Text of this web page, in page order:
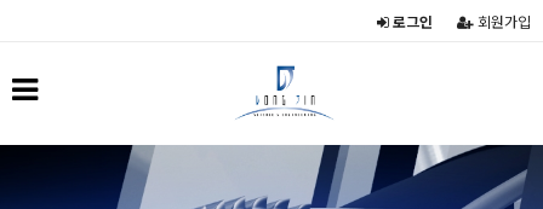
회원가입
로그인